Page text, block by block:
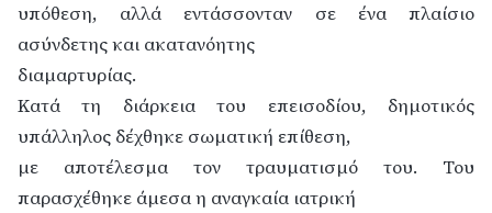
υπόθεση, αλλά εντάσσονταν σε ένα πλαίσιο
ασύνδετης και ακατανόητης
διαμαρτυρίας.
Κατά τη διάρκεια του επεισοδίου, δημοτικός
υπάλληλος δέχθηκε σωματική επίθεση,
με αποτέλεσμα τον τραυματισμό του. Του
παρασχέθηκε άμεσα η αναγκαία ιατρική